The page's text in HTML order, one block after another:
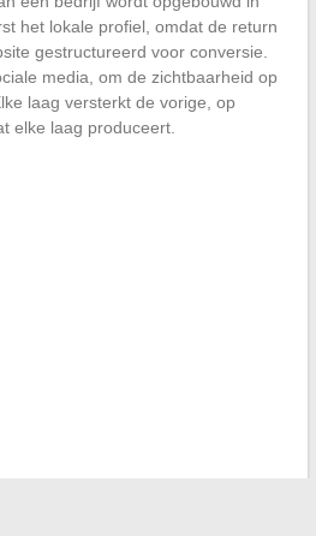
het lokale profiel, omdat de return
gestructureerd voor conversie.
media, om de zichtbaarheid op
laag versterkt de vorige, op
elke laag produceert.